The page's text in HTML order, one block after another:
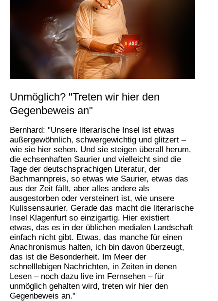
Unmöglich? "Treten wir hier den
Gegenbeweis an"
Bernhard: "Unsere literarische Insel ist etwas
außergewöhnlich, schwergewichtig und glitzert –
wie sie hier sehen. Und sie steigen überall herum,
die echsenhaften Saurier und vielleicht sind die
Tage der deutschsprachigen Literatur, der
Bachmannpreis, so etwas wie Saurier, etwas das
aus der Zeit fällt, aber alles andere als
ausgestorben oder versteinert ist, wie unsere
Kulissensaurier. Gerade das macht die literarische
Insel Klagenfurt so einzigartig. Hier existiert
etwas, das es in der üblichen medialen Landschaft
einfach nicht gibt. Etwas, das manche für einen
Anachronismus halten, ich bin davon überzeugt,
das ist die Besonderheit. Im Meer der
schnelllebigen Nachrichten, in Zeiten in denen
Lesen – noch dazu live im Fernsehen – für
unmöglich gehalten wird, treten wir hier den
Gegenbeweis an."